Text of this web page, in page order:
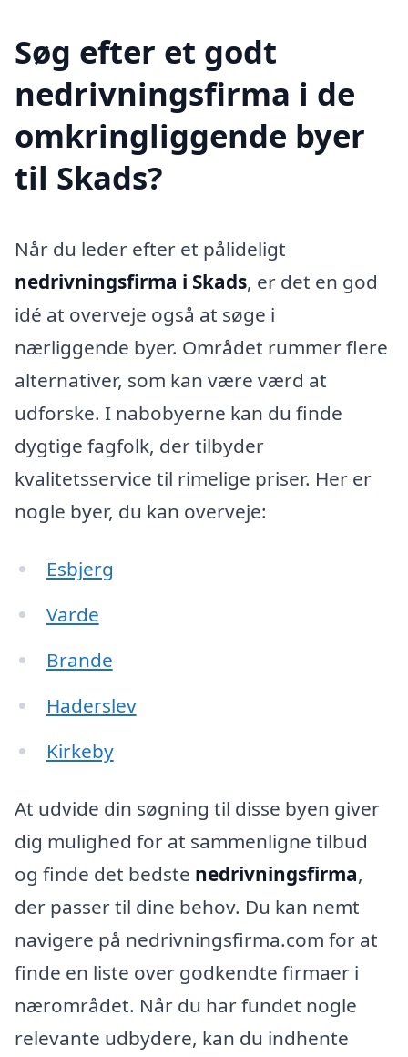
Søg efter et godt
nedrivningsfirma i de
omkringliggende byer
til Skads?
Når du leder efter et pålideligt
nedrivningsfirma i Skads, er det en god
idé at overveje også at søge i
nærliggende byer. Området rummer flere
alternativer, som kan være værd at
udforske. I nabobyerne kan du finde
dygtige fagfolk, der tilbyder
kvalitetsservice til rimelige priser. Her er
nogle byer, du kan overveje:
Esbjerg
Varde
Brande
Haderslev
Kirkeby
At udvide din søgning til disse byen giver
dig mulighed for at sammenligne tilbud
og finde det bedste nedrivningsfirma,
der passer til dine behov. Du kan nemt
navigere på nedrivningsfirma.com for at
finde en liste over godkendte firmaer i
nærområdet. Når du har fundet nogle
relevante udbydere, kan du indhente